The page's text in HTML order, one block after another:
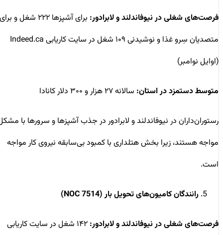
فرصت‌های شغلی در نیوفاندلند و لابرادور:برای آشپزها
۲۲۲ شغل و برای
متصدیان سِرو غذا و نوشیدنی ۱۰۹ شغل در سایت کاریابی Indeed.ca
(اوایل نوامبر)
متوسط دستمزد در استان:سالانه ۲۷ هزار و ۳۰۰ دلار کانادا
رستوران‌داران در نیوفاندلند و لابرادور در جذب آشپزها و سرورها با مشکل
مواجه هستند، زیرا بخش هتلداری با کمبود بی‌سابقه نیروی کار مواجه
است.
رانندگان کامیون‌های تحویل بار (NOC 7514)
فرصت‌های شغلی در نیوفاندلند و لابرادور:
۱۴۲ شغل در سایت کاریابی